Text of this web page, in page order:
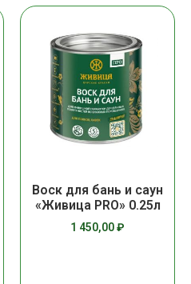
Воск для бань и саун
«Живица PRO» 0.25л
1 450,00₽